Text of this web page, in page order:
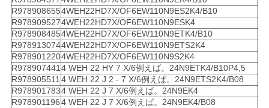
R9789086554WEH22HD7X/OF6EW110N9ES2K4/B10
R9789095274WEH22HD7X/OF6EW110N9ESK4
R9789084854WEH22HD7X/OF6EW110N9ETK4/B10
R9789130744WEH22HD7X/OF6EW110N9ETS2K4
R9789012204WEH22HD7X/OF6EW110N9S2K4
R9789074414 WEH 22 HY 7 X/6例えば。24N9ETK4/B10P4,5
R9789055114 WEH 22 J 2 - 7 X/6例えば。24N9ETS2K4/B08
R9789017834 WEH 22 J 7 X/6例えば。24N9EK4
R9789011964 WEH 22 J 7 X/6例えば。24N9EK4/B08